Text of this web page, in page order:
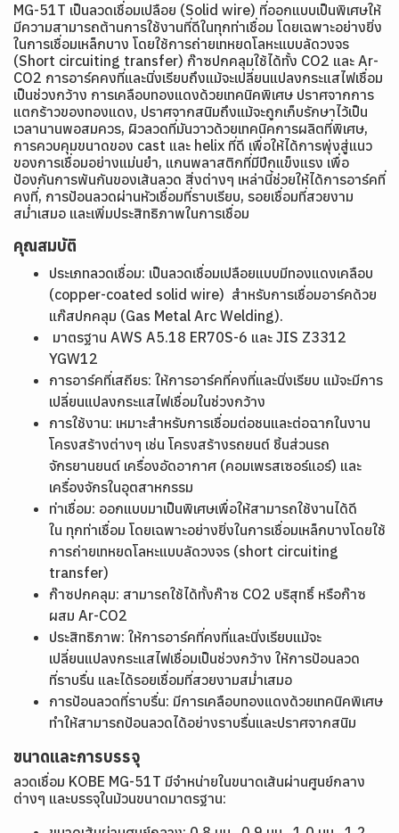
MG-51T เป็นลวดเชื่อมเปลือย (Solid wire) ที่ออกแบบเป็นพิเศษให้
มีความสามารถต้านการใช้งานที่ดีในทุกท่าเชื่อม โดยเฉพาะอย่างยิ่ง
ในการเชื่อมเหล็กบาง โดยใช้การถ่ายเทหยดโลหะแบบลัดวงจร
(Short circuiting transfer) ก๊าซปกคลุมใช้ได้ทั้ง CO2 และ Ar-
CO2 การอาร์คคงที่และนิ่งเรียบถึงแม้จะเปลี่ยนแปลงกระแสไฟเชื่อม
เป็นช่วงกว้าง การเคลือบทองแดงด้วยเทคนิคพิเศษ ปราศจากการ
แตกร้าวของทองแดง, ปราศจากสนิมถึงแม้จะถูกเก็บรักษาไว้เป็น
เวลานานพอสมควร, ผิวลวดที่มันวาวด้วยเทคนิคการผลิตที่พิเศษ,
การควบคุมขนาดของ cast และ helix ที่ดี เพื่อให้ได้การพุ่งสู่แนว
ของการเชื่อมอย่างแม่นยำ, แกนพลาสติกที่มีปีกแข็งแรง เพื่อ
ป้องกันการพันกันของเส้นลวด สิ่งต่างๆ เหล่านี้ช่วยให้ได้การอาร์คที่
คงที่, การป้อนลวดผ่านหัวเชื่อมที่ราบเรียบ, รอยเชื่อมที่สวยงาม
สม่ำเสมอ และเพิ่มประสิทธิภาพในการเชื่อม
คุณสมบัติ
ประเภทลวดเชื่อม: เป็นลวดเชื่อมเปลือยแบบมีทองแดงเคลือบ
(copper-coated solid wire) สำหรับการเชื่อมอาร์คด้วย
แก๊สปกคลุม (Gas Metal Arc Welding).
มาตรฐาน AWS A5.18 ER70S-6 และ JIS Z3312
YGW12
การอาร์คที่เสถียร: ให้การอาร์คที่คงที่และนิ่งเรียบ แม้จะมีการ
เปลี่ยนแปลงกระแสไฟเชื่อมในช่วงกว้าง
การใช้งาน: เหมาะสำหรับการเชื่อมต่อชนและต่อฉากในงาน
โครงสร้างต่างๆ เช่น โครงสร้างรถยนต์ ชิ้นส่วนรถ
จักรยานยนต์ เครื่องอัดอากาศ (คอมเพรสเซอร์แอร์) และ
เครื่องจักรในอุตสาหกรรม
ท่าเชื่อม: ออกแบบมาเป็นพิเศษเพื่อให้สามารถใช้งานได้ดี
ใน ทุกท่าเชื่อม โดยเฉพาะอย่างยิ่งในการเชื่อมเหล็กบางโดยใช้
การถ่ายเทหยดโลหะแบบลัดวงจร (short circuiting
transfer)
ก๊าซปกคลุม: สามารถใช้ได้ทั้งก๊าซ CO2 บริสุทธิ์ หรือก๊าซ
ผสม Ar-CO2
ประสิทธิภาพ: ให้การอาร์คที่คงที่และนิ่งเรียบแม้จะ
เปลี่ยนแปลงกระแสไฟเชื่อมเป็นช่วงกว้าง ให้การป้อนลวด
ที่ราบรื่น และได้รอยเชื่อมที่สวยงามสม่ำเสมอ
การป้อนลวดที่ราบรื่น: มีการเคลือบทองแดงด้วยเทคนิคพิเศษ
ทำให้สามารถป้อนลวดได้อย่างราบรื่นและปราศจากสนิม
ขนาดและการบรรจุ
ลวดเชื่อม KOBE MG-51T มีจำหน่ายในขนาดเส้นผ่านศูนย์กลาง
ต่างๆ และบรรจุในม้วนขนาดมาตรฐาน: